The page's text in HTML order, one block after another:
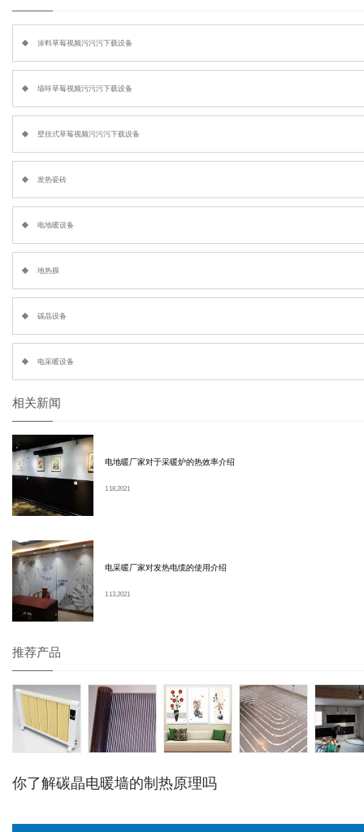
你了解碳晶电暖墙的制热原理吗
涂料草莓视频污污污下载设备
墙咔草莓视频污污污下载设备
壁挂式草莓视频污污污下载设备
发热瓷砖
电地暖设备
地热膜
碳晶设备
电采暖设备
相关新闻
电地暖厂家对于采暖炉的热效率介绍
1 18, 2021
电采暖厂家对发热电缆的使用介绍
1 13, 2021
推荐产品